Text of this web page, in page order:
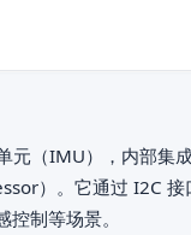
元（IMU），内部集
）。它通过 I2C 接
制等场景。